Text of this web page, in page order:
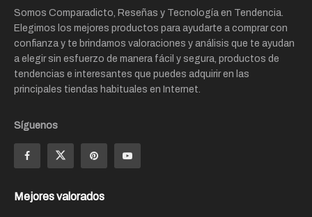
Somos Comparadicto, Reseñas y Tecnología en Tendencia.
Elegimos los mejores productos para ayudarte a comprar con
confianza y te brindamos valoraciones y análisis que te ayudan
a elegir sin esfuerzo de manera fácil y segura, productos de
tendencias e interesantes que puedes adquirir en las
principales tiendas habituales en Internet.
Síguenos
Mejores valorados